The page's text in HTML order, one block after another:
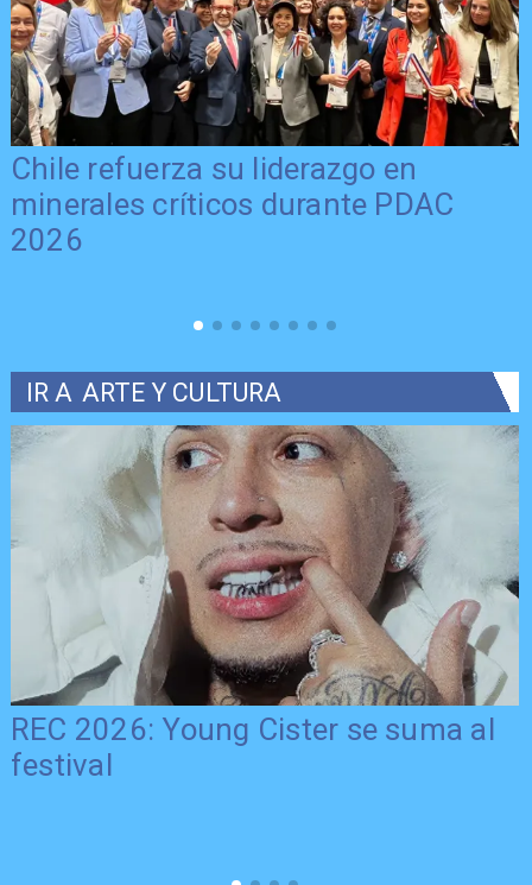
Chile refuerza su liderazgo en
minerales críticos durante PDAC
2026
IR A ARTE Y CULTURA
REC 2026: Young Cister se suma al
festival